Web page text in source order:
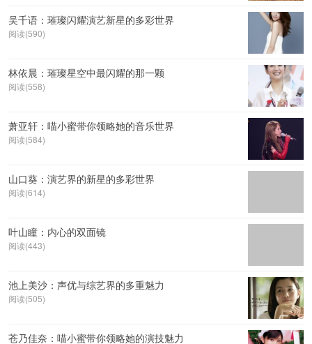
吴千语：璀璨闪耀演艺新星的多彩世界
阅读(590)
林依晨：璀璨星空中最闪耀的那一颗
阅读(558)
萧亚轩：喵小蜜带你领略她的音乐世界
阅读(584)
山口葵：演艺界的新星的多彩世界
阅读(614)
叶山瞳：内心的双面镜
阅读(443)
池上美沙：声优与综艺界的多重魅力
阅读(505)
苍乃佳奈：喵小蜜带你领略她的演技魅力